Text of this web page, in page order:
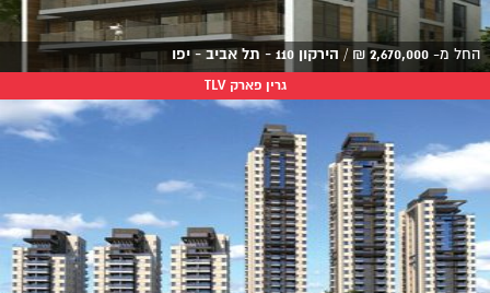
החל מ- 2,670,000
₪
/ הירקון 110 - תל אביב - יפו
גרין פארק TLV